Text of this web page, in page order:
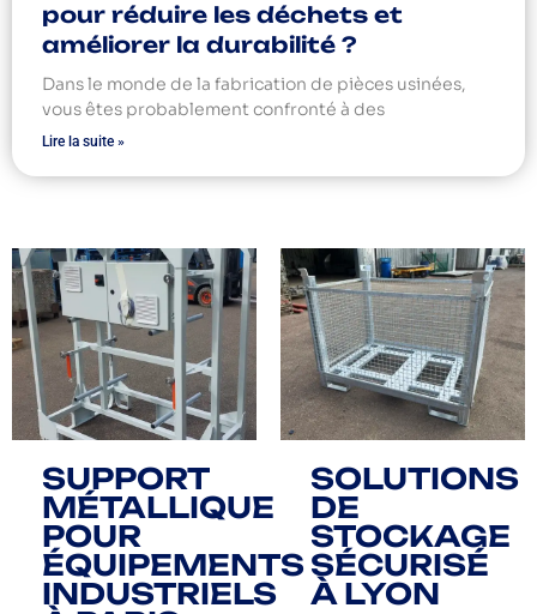
pour réduire les déchets et
améliorer la durabilité ?
Dans le monde de la fabrication de pièces usinées,
vous êtes probablement confronté à des
Lire la suite »
SUPPORT
MÉTALLIQUE
POUR
ÉQUIPEMENTS
INDUSTRIELS
SOLUTIONS
DE
STOCKAGE
SÉCURISÉ
À LYON